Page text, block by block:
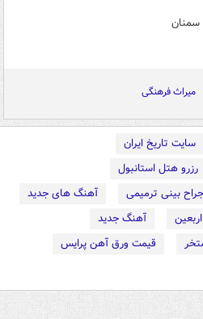
میراث فرهنگی
سایت تاریخ ایران
رزرو هتل استانبول
بینی ترمیمی
آهنگ های جدید
آهنگ جدید
قیمت ورق آهن پرایس